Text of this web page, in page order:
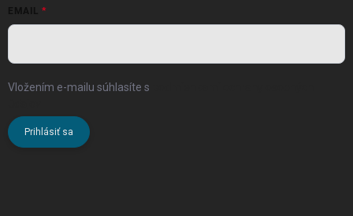
EMAIL
Vložením e-mailu súhlasíte s
Prihlásiť sa